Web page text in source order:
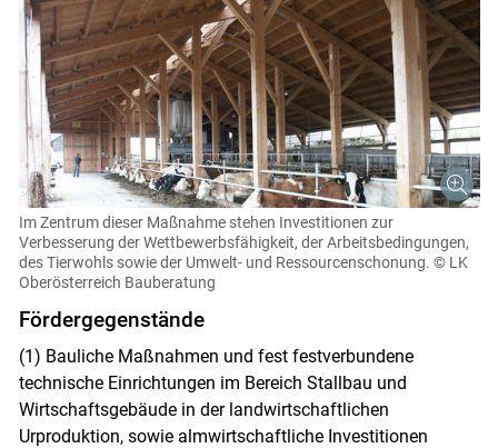
Im Zentrum dieser Maßnahme stehen Investitionen zur
Verbesserung der Wettbewerbsfähigkeit, der Arbeitsbedingungen,
des Tierwohls sowie der Umwelt- und Ressourcenschonung. © LK
Oberösterreich Bauberatung
Fördergegenstände
(1) Bauliche Maßnahmen und fest festverbundene
technische Einrichtungen im Bereich Stallbau und
Wirtschaftsgebäude in der landwirtschaftlichen
Urproduktion, sowie almwirtschaftliche Investitionen